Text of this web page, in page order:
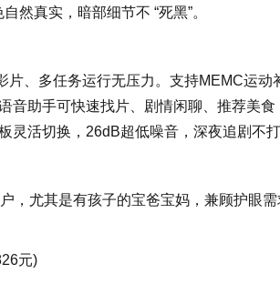
然真实，暗部细节不 “死黑”。
片、多任务运行无压力。支持MEMC运
音助手可快速找片、剧情闲聊、推荐美
灵活切换，26dB超低噪音，深夜追剧不打
，尤其是有孩子的宝爸宝妈，兼顾护眼
元)